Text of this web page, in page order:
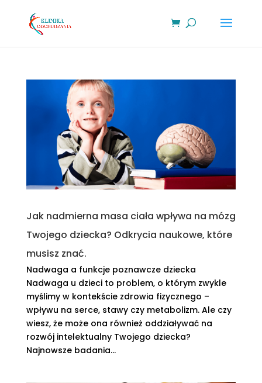
Jak nadmierna masa ciała wpływa na mózg
Twojego dziecka? Odkrycia naukowe, które
musisz znać.
Nadwaga a funkcje poznawcze dziecka
Nadwaga u dzieci to problem, o którym zwykle
myślimy w kontekście zdrowia fizycznego –
wpływu na serce, stawy czy metabolizm. Ale czy
wiesz, że może ona również oddziaływać na
rozwój intelektualny Twojego dziecka?
Najnowsze badania...